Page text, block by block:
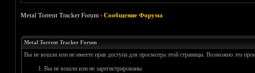
Metal Torrent Tracker Forum ›Сообщение Форума
Metal Torrent Tracker Forum
Вы не вошли или не имеете прав доступа для просмотра этой страницы. Возможно это
Вы не вошли или не зарегистрированы.